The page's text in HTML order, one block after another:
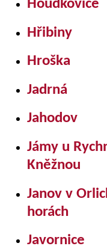
Houdkovice
Hřibiny
Hroška
Jadrná
Jahodov
Jámy u
Kněžnou
Janov v
horách
Javornice